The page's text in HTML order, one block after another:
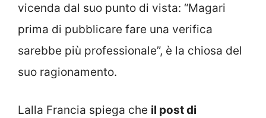
vicenda dal suo punto di vista: “Magari
prima di pubblicare fare una verifica
sarebbe più professionale”, è la chiosa del
suo ragionamento.
Lalla Francia spiega che il post di